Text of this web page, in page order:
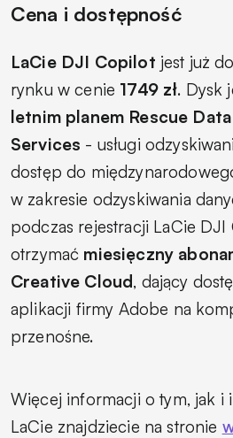
Cena i dostępność
LaCie DJI Copilot jest już
rynku w cenie 1749 zł. Dysk
letnim planem Rescue
Services - usługi
dostęp do
w zakresie odzyskiwania
podczas rejestracji LaCie
otrzymać miesięczny
Creative Cloud, dający
aplikacji firmy Adobe na
przenośne.
Więcej informacji o tym, jak
LaCie znajdziecie na stronie